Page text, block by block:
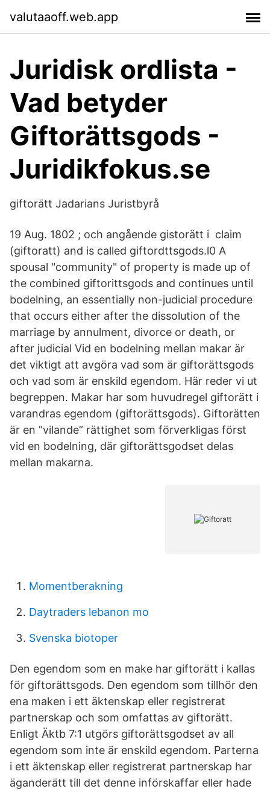
valutaaoff.web.app
Juridisk ordlista -
Vad betyder
Giftorättsgods -
Juridikfokus.se
giftorätt Jadarians Juristbyrå
19 Aug. 1802 ; och angående gistorätt i claim
(giftoratt) and is called giftordttsgods.l0 A
spousal "community" of property is made up of
the combined giftorittsgods and continues until
bodelning, an essentially non-judicial procedure
that occurs either after the dissolution of the
marriage by annulment, divorce or death, or
after judicial Vid en bodelning mellan makar är
det viktigt att avgöra vad som är giftorättsgods
och vad som är enskild egendom. Här reder vi ut
begreppen. Makar har som huvudregel giftorätt i
varandras egendom (giftorättsgods). Giftorätten
är en ”vilande” rättighet som förverkligas först
vid en bodelning, där giftorättsgodset delas
mellan makarna.
Momentberakning
Daytraders lebanon mo
Svenska biotoper
Den egendom som en make har giftorätt i kallas
för giftorättsgods. Den egendom som tillhör den
ena maken i ett äktenskap eller registrerat
partnerskap och som omfattas av giftorätt.
Enligt Äktb 7:1 utgörs giftorättsgodset av all
egendom som inte är enskild egendom. Parterna
i ett äktenskap eller registrerat partnerskap har
äganderätt till det denne införskaffar eller hade